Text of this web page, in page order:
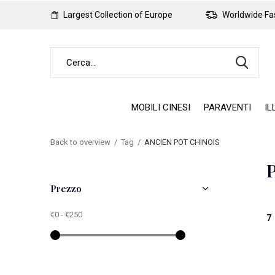
MOBILI CINESI PARAVENTI
Largest Collection of Europe Worldwide
Back to overview Tag ANCIEN POT CHINOIS
7
Prezzo
€0 - €250